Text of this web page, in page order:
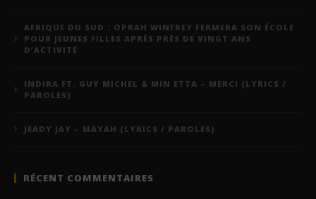
AFRIQUE DU SUD : OPRAH WINFREY FERMERA SON ÉCOLE
POUR JEUNES FILLES APRÈS PRÈS DE VINGT ANS
D’ACTIVITÉ
INDIRA FT. GUY MICHEL & MIN ETTA – MERCI (LYRICS /
PAROLES)
JEADY JAY – MAYAH (LYRICS / PAROLES)
RÉCENT COMMENTAIRES